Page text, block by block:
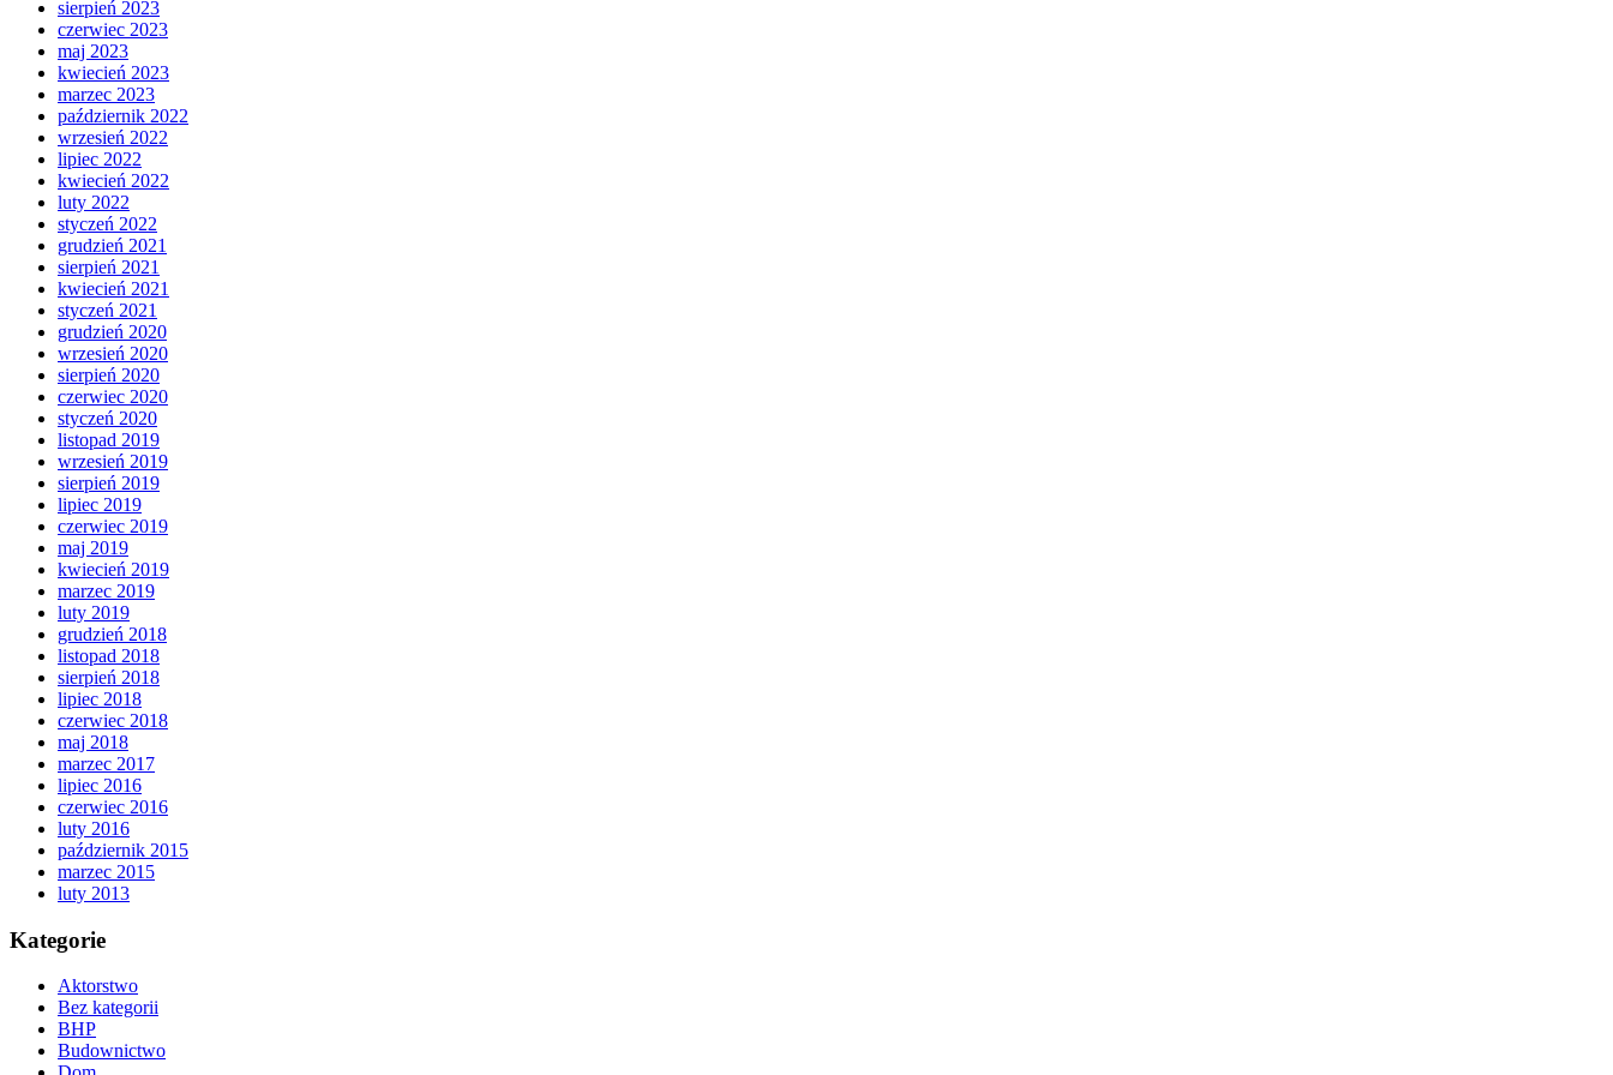
sierpień 2023
czerwiec 2023
maj 2023
kwiecień 2023
marzec 2023
październik 2022
wrzesień 2022
lipiec 2022
kwiecień 2022
luty 2022
styczeń 2022
grudzień 2021
sierpień 2021
kwiecień 2021
styczeń 2021
grudzień 2020
wrzesień 2020
sierpień 2020
czerwiec 2020
styczeń 2020
listopad 2019
wrzesień 2019
sierpień 2019
lipiec 2019
czerwiec 2019
maj 2019
kwiecień 2019
marzec 2019
luty 2019
grudzień 2018
listopad 2018
sierpień 2018
lipiec 2018
czerwiec 2018
maj 2018
marzec 2017
lipiec 2016
czerwiec 2016
luty 2016
październik 2015
marzec 2015
luty 2013
Kategorie
Aktorstwo
Bez kategorii
BHP
Budownictwo